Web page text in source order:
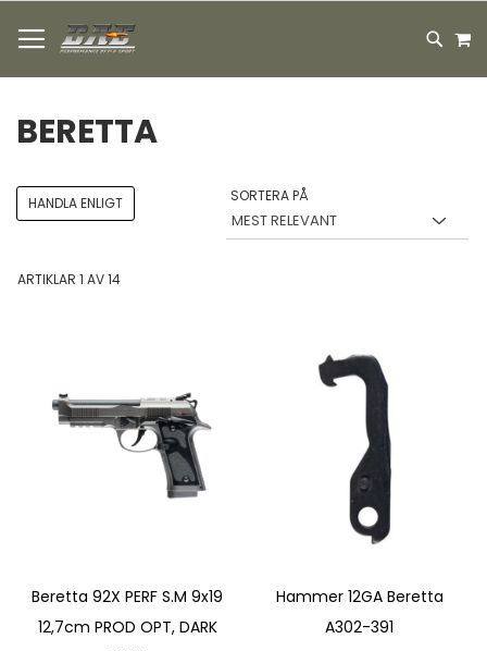
TILL
INNEHÅLLET
BERETTA
ARTIKLAR 1 AV14
SORTERA PÅ
Beretta 92X PERF S.M 9x19
12,7cm PROD OPT, DARK
Hammer 12GA Beretta
A302-391
HANDLA ENLIGT